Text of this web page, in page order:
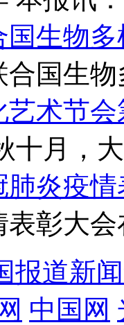
国生物
合国生
术节
十月，
肺炎疫
表彰大
报道新
中国网